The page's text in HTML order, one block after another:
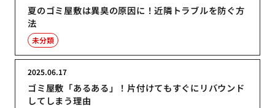
夏のゴミ屋敷は異臭の原因に！近隣トラブルを防ぐ方
法
未分類
ゴミ屋敷「あるある」！片付けてもすぐにリバウンド
してしまう理由
2025.06.17